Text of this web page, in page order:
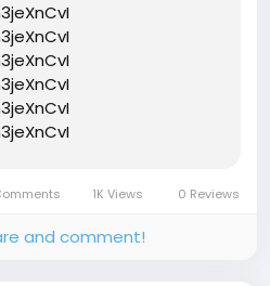
1K Views 0 Reviews
and comment!